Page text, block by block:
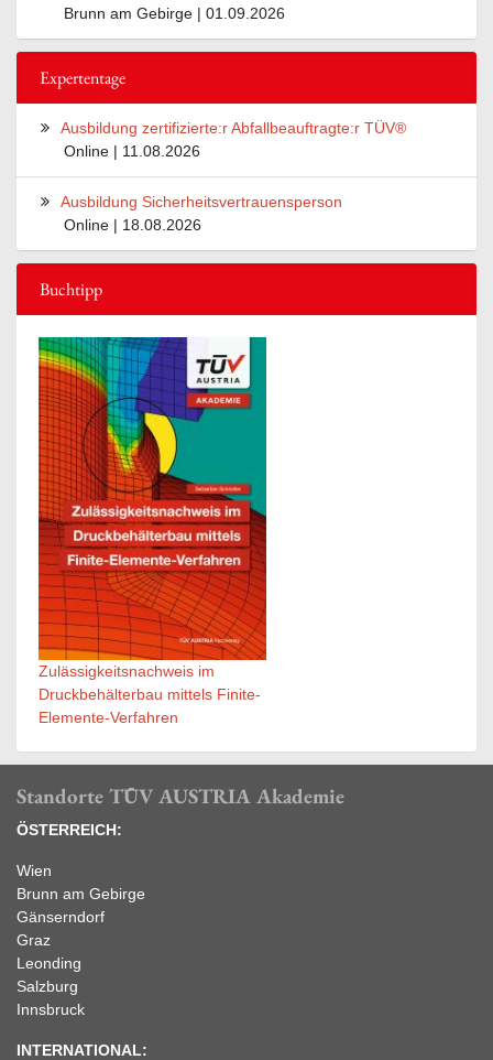
Brunn am Gebirge | 01.09.2026
Expertentage
Ausbildung zertifizierte:r Abfallbeauftragte:r TÜV®
Online | 11.08.2026
Ausbildung Sicherheitsvertrauensperson
Online | 18.08.2026
Buchtipp
Zulässigkeitsnachweis im
Druckbehälterbau mittels Finite-
Elemente-Verfahren
Standorte TÜV AUSTRIA Akademie
ÖSTERREICH:
Wien
Brunn am Gebirge
Gänserndorf
Graz
Leonding
Salzburg
Innsbruck
INTERNATIONAL: